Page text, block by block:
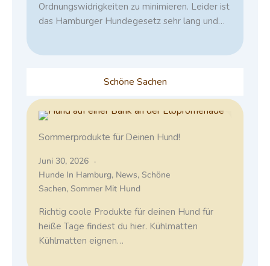
Ordnungswidrigkeiten zu minimieren. Leider ist
das Hamburger Hundegesetz sehr lang und…
Schöne Sachen
Sommerprodukte für Deinen Hund!
Juni 30, 2026
Hunde In Hamburg, News, Schöne
Sachen, Sommer Mit Hund
Richtig coole Produkte für deinen Hund für
heiße Tage findest du hier. Kühlmatten
Kühlmatten eignen…